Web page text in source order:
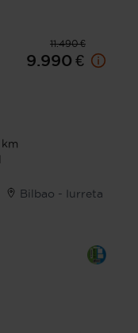
11.490 €
9.990 €
Bilbao - Iurreta